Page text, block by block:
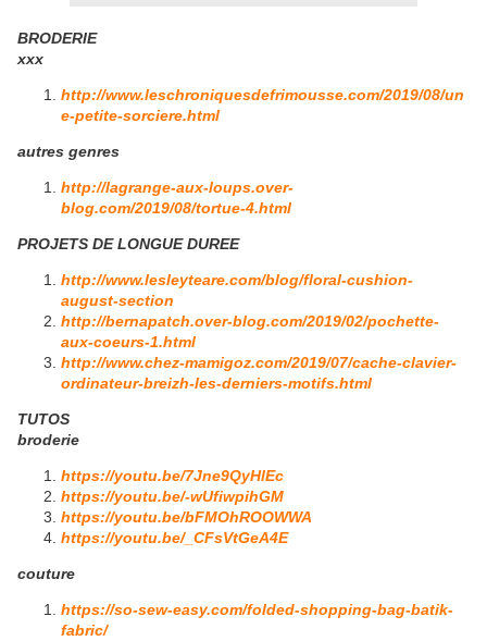
BRODERIE
xxx
http://www.leschroniquesdefrimousse.com/2019/08/un
e-petite-sorciere.html
autres genres
http://lagrange-aux-loups.over-
blog.com/2019/08/tortue-4.html
PROJETS DE LONGUE DUREE
http://www.lesleyteare.com/blog/floral-cushion-
august-section
http://bernapatch.over-blog.com/2019/02/pochette-
aux-coeurs-1.html
http://www.chez-mamigoz.com/2019/07/cache-clavier-
ordinateur-breizh-les-derniers-motifs.html
TUTOS
broderie
https://youtu.be/7Jne9QyHlEc
https://youtu.be/-wUfiwpihGM
https://youtu.be/bFMOhROOWWA
https://youtu.be/_CFsVtGeA4E
couture
https://so-sew-easy.com/folded-shopping-bag-batik-
fabric/